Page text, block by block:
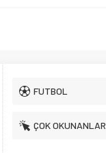
FUTBOL
ÇOK OKUNANLAR